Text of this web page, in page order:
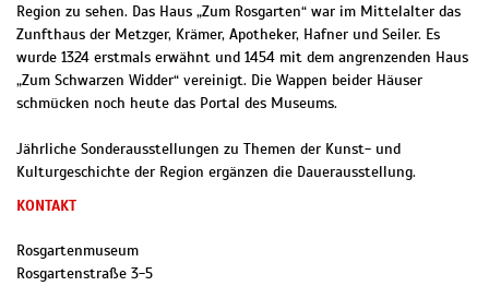
Region zu sehen. Das Haus „Zum Rosgarten“ war im Mittelalter das
Zunfthaus der Metzger, Krämer, Apotheker, Hafner und Seiler. Es
wurde 1324 erstmals erwähnt und 1454 mit dem angrenzenden Haus
„Zum Schwarzen Widder“ vereinigt. Die Wappen beider Häuser
schmücken noch heute das Portal des Museums.
Jährliche Sonderausstellungen zu Themen der Kunst- und
Kulturgeschichte der Region ergänzen die Dauerausstellung.
KONTAKT
Rosgartenmuseum
Rosgartenstraße 3-5